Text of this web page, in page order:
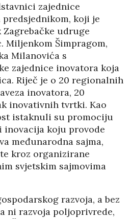
zajednice
koji je
udruge
Miljenkom Šimpragom,
Milanovića s
zajednice inovatora koja
Riječ je o 20 regionalnih
inovatora, 20
inovativnih tvrtki. Kao
istaknuli su promociju
koju provode
međunarodna sajma,
te kroz organizirane
svjetskim sajmovima
razvoja, a bez
ni razvoja poljoprivrede,